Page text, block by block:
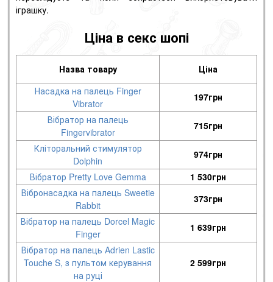
іграшку.
Ціна в секс шопі
Назва товару
Ціна
Насадка на палець Finger
Vibrator
197грн
Вібратор на палець
Fingervibrator
715грн
Кліторальний стимулятор
Dolphin
974грн
Вібратор Pretty Love Gemma
1 530грн
Вібронасадка на палець Sweetie
Rabbit
373грн
Вібратор на палець Dorcel Magic
Finger
1 639грн
Вібратор на палець Adrien Lastic
Touche S, з пультом керування
на руці
2 599грн